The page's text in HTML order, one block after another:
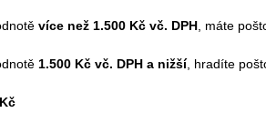
více než 1.500 Kč vč. DPH , máte
1.500 Kč vč. DPH a nižší, hradíte